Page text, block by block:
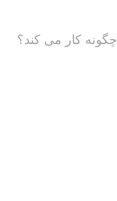
کار می کند؟